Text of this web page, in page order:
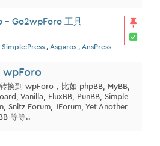
- Go2wpForo 工具
Simple:Press , Asgaros , AnsPress
wpForo
换到 wpForo，比如 phpBB, MyBB,
Vanilla, FluxBB, PunBB, Simple
Snitz Forum, JForum, Yet Another
等等..